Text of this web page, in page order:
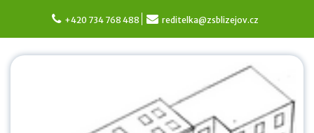
content
+420 734 768 488 reditelka@zsblizejov.cz